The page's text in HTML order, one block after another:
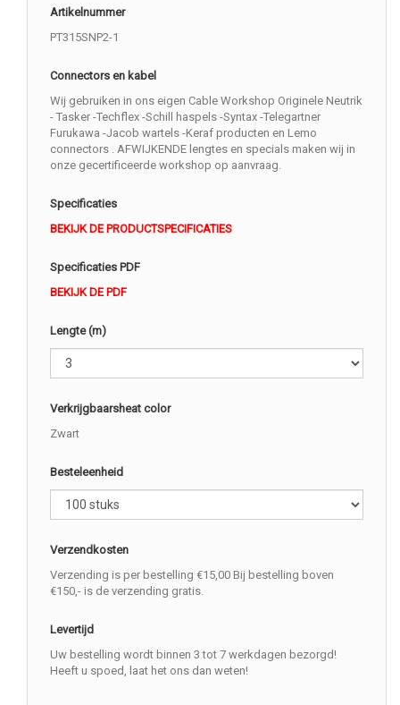
Artikelnummer
PT315SNP2-1
Connectors en kabel
Wij gebruiken in ons eigen Cable Workshop Originele Neutrik
- Tasker -Techflex -Schill haspels -Syntax -Telegartner
Furukawa -Jacob wartels -Keraf producten en Lemo
connectors . AFWIJKENDE lengtes en specials maken wij in
onze gecertificeerde workshop op aanvraag.
Specificaties
BEKIJK DE PRODUCTSPECIFICATIES
Specificaties PDF
BEKIJK DE PDF
Lengte (m)
Verkrijgbaarsheat color
Zwart
Besteleenheid
Verzendkosten
Verzending is per bestelling €15,00 Bij bestelling boven
€150,- is de verzending gratis.
Levertijd
Uw bestelling wordt binnen 3 tot 7 werkdagen bezorgd!
Heeft u spoed, laat het ons dan weten!